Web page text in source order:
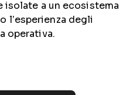
isolate a un ecosistema
l’esperienza degli
operativa.